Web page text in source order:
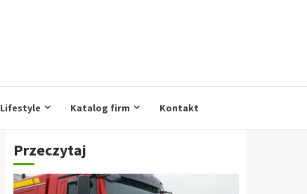
Lifestyle Katalog firm Kontakt
Przeczytaj